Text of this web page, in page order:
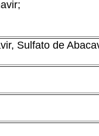
Sulfato de